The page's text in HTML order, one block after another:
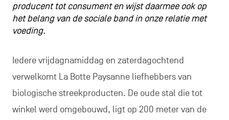
producent tot consument en wijst daarmee ook op
het belang van de sociale band in onze relatie met
voeding.
Iedere vrijdagnamiddag en zaterdagochtend
verwelkomt La Botte Paysanne liefhebbers van
biologische streekproducten. De oude stal die tot
winkel werd omgebouwd, ligt op 200 meter van de